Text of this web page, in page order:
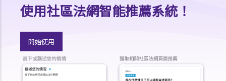
切勿尋求索償代理協助處理申索
逝者家屬
我的家人在意外中身亡。我可否代表死者展開人身傷亡訴訟？在控告犯
錯的一方之前，我需要依循甚麼程序？
損害賠償陳述書
使用社區法網智能推薦系統！
開始使用